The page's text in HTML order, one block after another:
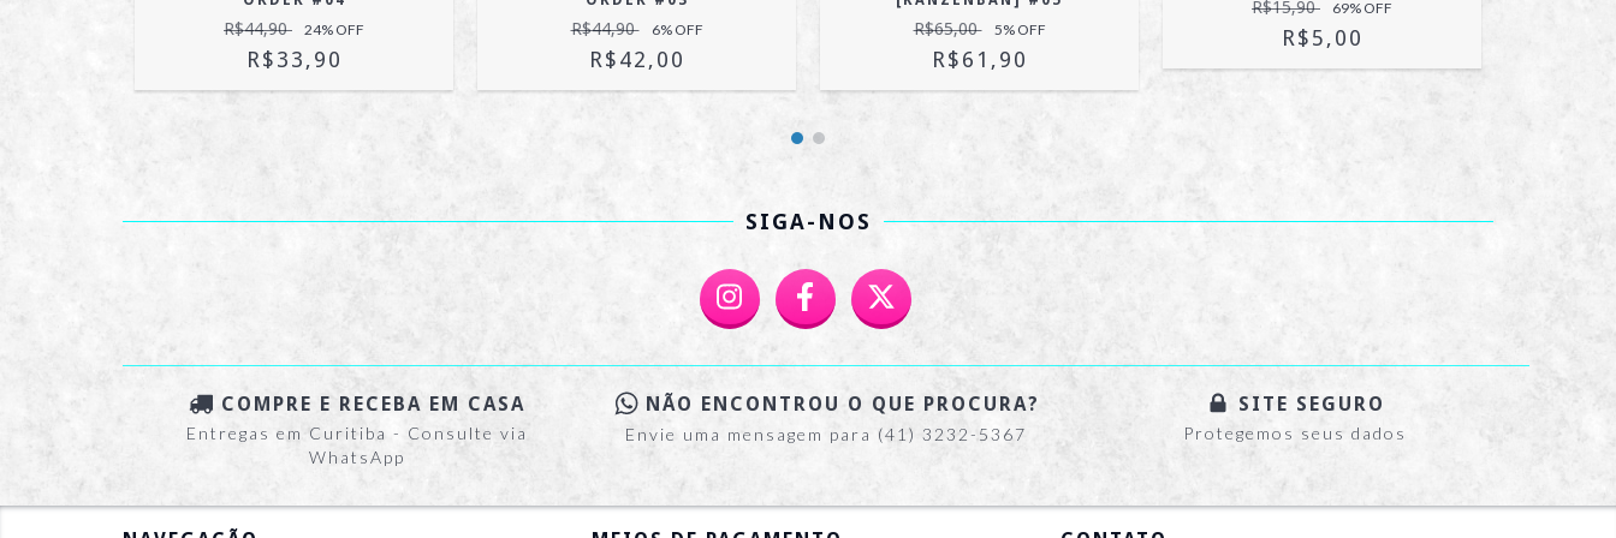
R$44,90 24% OFF
R$33,90
R$44,90 6% OFF
R$42,00
R$65,00 5% OFF
R$61,90
R$15,90 69% OFF
R$5,00
SIGA-NOS
COMPRE E RECEBA EM CASA
Entregas em Curitiba - Consulte via
WhatsApp
NÃO ENCONTROU O QUE PROCURA?
Envie uma mensagem para (41) 3232-5367
SITE SEGURO
Protegemos seus dados